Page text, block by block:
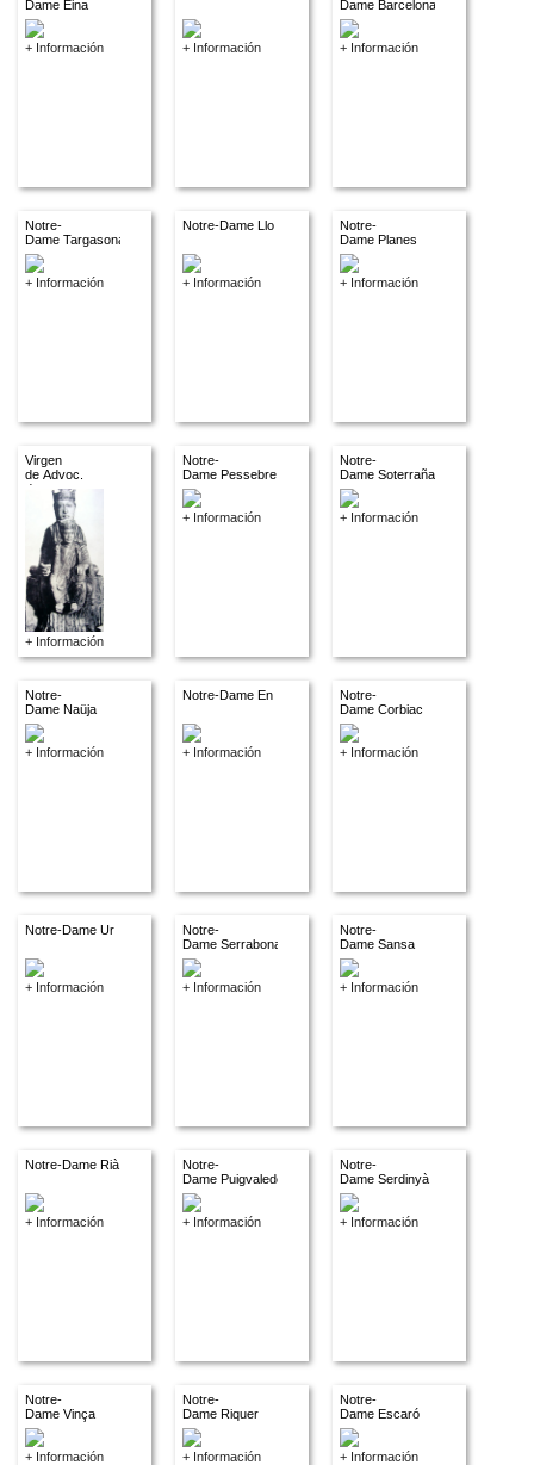
Dame Eina
+ Información + Información
Dame Barcelona
+ Información
Notre-
Dame Targasona
+ Información
Notre-Dame Llo
+ Información
Notre-
Dame Planes
+ Información
Virgen
de Advoc.
descon.
+ Información
Notre-
Dame Pessebre
+ Información
Notre-
Dame Soterraña
+ Información
Notre-
Dame Naüja
+ Información
Notre-Dame En
+ Información
Notre-
Dame Corbiac
+ Información
Notre-Dame Ur
+ Información
Notre-
Dame Serrabona
+ Información
Notre-
Dame Sansa
+ Información
Notre-Dame Rià
+ Información
Notre-
Dame Puigvaledor
+ Información
Notre-
Dame Serdinyà
+ Información
Notre-
Dame Vinça
+ Información
Notre-
Dame Riquer
+ Información
Notre-
Dame Escaró
+ Información